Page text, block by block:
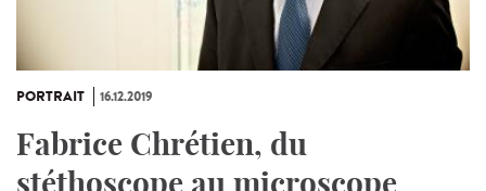
PORTRAIT 16.12.2019
Fabrice Chrétien, du
stéthoscope au microscope